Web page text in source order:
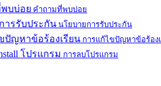
คำถามที่พบบ่อย
นโยบายการรับประกัน
การแก้ไขปัญหาข้อร้อง
การลบโปรแกรม